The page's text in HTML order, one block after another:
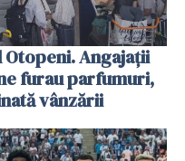
Angajații
furau parfumuri,
vânzării